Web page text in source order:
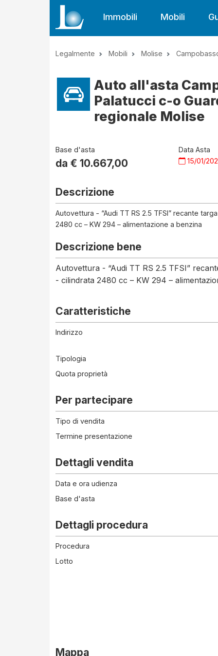
Immobili Mobili
Legalmente Mobili Molise
Auto all'asta
Palatucci c-o
regionale Molise
Base d'asta
da € 10.667,00
Data Asta
15/01/
Descrizione
Autovettura - “Audi TT RS 2.5 TFSI” recante
2480 cc – KW 294 – alimentazione a benzina
Descrizione bene
Autovettura - “Audi TT RS 2.5 TFSI”
- cilindrata 2480 cc – KW 294 –
Caratteristiche
Indirizzo
Tipologia
Quota proprietà
Per partecipare
Tipo di vendita
Termine presentazione
Dettagli vendita
Data e ora udienza
Base d'asta
Dettagli procedura
Procedura
Lotto
Mappa